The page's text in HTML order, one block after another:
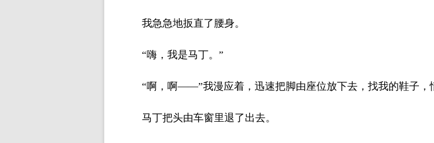
我急急地扳直了腰身。
“嗨，我是马丁。”
“啊，啊——”我漫应着，迅速把脚由座位放下去，找我的鞋子，
马丁把头由车窗里退了出去。